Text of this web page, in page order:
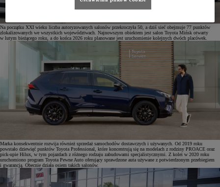
Na początku XXI wieku liczba autoryzowanych salonów przekroczyła 50, a dziś sieć obejmuje 77 punktów
zlokalizowanych we wszystkich województwach. Najnowszym obiektem jest salon Toyota Mińsk otwarty
w lutym bieżącego roku, a do końca 2026 roku planowane jest uruchomienie kolejnych dwóch placówek.
Marka konsekwentnie rozwija również sprzedaż samochodów dostawczych i używanych. Od 2019 roku
powstało dziewięć punktów Toyota Professional, które koncentrują się na modelach z rodziny PROACE oraz
pick-upie Hilux, w tym pojazdach z różnego rodzaju zabudowami specjalistycznymi. Z kolei w 2020 roku
uruchomiono program Toyota Pewne Auto oferujący sprawdzone auta używane z potwierdzonym przebiegiem
i gwarancją. Obecnie działa osiem takich salonów.